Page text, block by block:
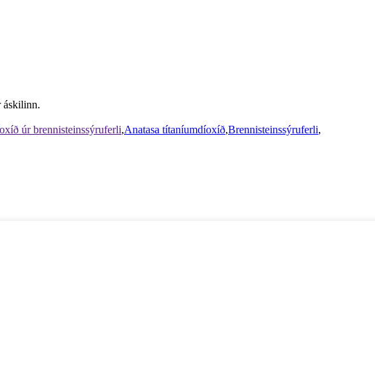
úr brennisteinssýruferli,Anatasa títaníumdíoxíð,Brennisteinssýruferli,